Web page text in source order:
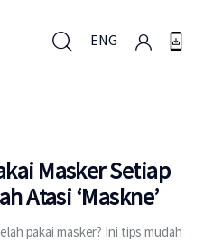
ENG
Masker Setiap
Atasi ‘Maskne’
pakai masker? Ini tips mudah